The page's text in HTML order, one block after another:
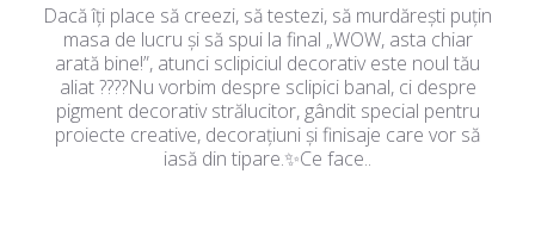
Dacă îți place să creezi, să testezi, să murdărești puțin
masa de lucru și să spui la final „WOW, asta chiar
arată bine!”, atunci sclipiciul decorativ este noul tău
aliat ????Nu vorbim despre sclipici banal, ci despre
pigment decorativ strălucitor, gândit special pentru
proiecte creative, decorațiuni și finisaje care vor să
iasă din tipare.✨Ce face..